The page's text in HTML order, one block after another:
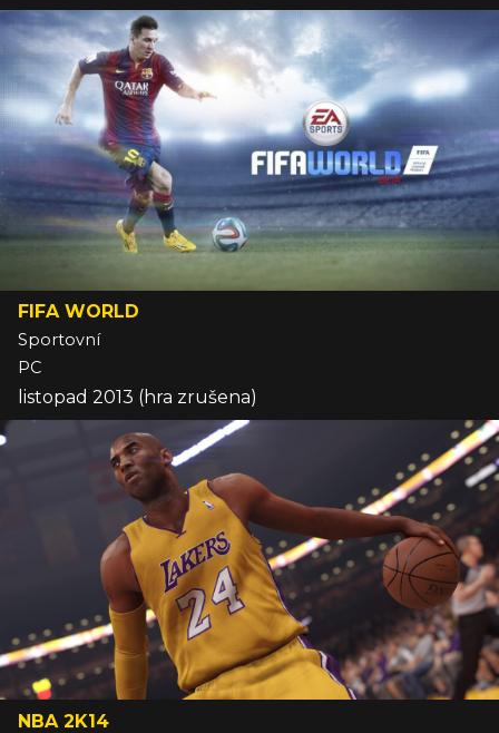
FIFA WORLD
Sportovní
PC
listopad 2013 (hra zrušena)
NBA 2K14